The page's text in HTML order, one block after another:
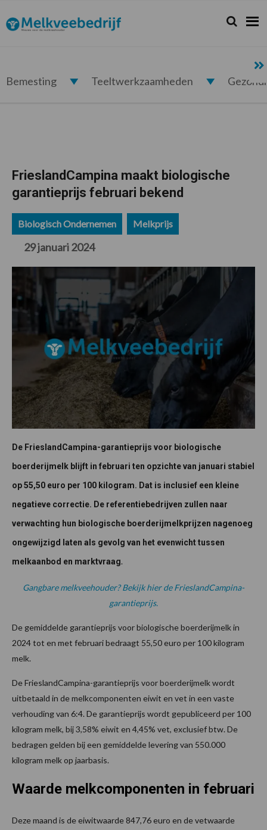
de
hoofdnavigatie
de
hoofd
de
eerste
de
voettekst
Melkveebedrijf.nl Zoeken...
Zoek
Bemesting Teeltwerkzaamheden
FrieslandCampina maakt biologische
garantieprijs februari bekend
Biologisch Ondernemen Melkprijs
29 januari 2024
De FrieslandCampina-garantieprijs voor biologische
boerderijmelk blijft in februari ten opzichte van januari stabiel
op 55,50 euro per 100 kilogram. Dat is inclusief een kleine
negatieve correctie. De referentiebedrijven zullen naar
verwachting hun biologische boerderijmelkprijzen nagenoeg
ongewijzigd laten als gevolg van het evenwicht tussen
melkaanbod en marktvraag.
Gangbare melkveehouder? Bekijk hier de FrieslandCampina-
garantieprijs.
De gemiddelde garantieprijs voor biologische boerderijmelk in
2024 tot en met februari bedraagt 55,50 euro per 100 kilogram
melk.
De FrieslandCampina-garantieprijs voor boerderijmelk wordt
uitbetaald in de melkcomponenten eiwit en vet in een vaste
verhouding van 6:4. De garantieprijs wordt gepubliceerd per 100
kilogram melk, bij 3,58% eiwit en 4,45% vet, exclusief btw. De
bedragen gelden bij een gemiddelde levering van 550.000
kilogram melk op jaarbasis.
Waarde melkcomponenten in februari
Deze maand is de eiwitwaarde 847,76 euro en de vetwaarde